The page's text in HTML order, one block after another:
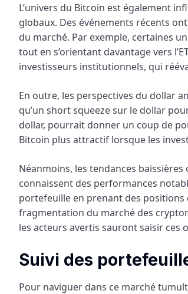
L’univers du Bitcoin est également
globaux. Des événements récents
du marché. Par exemple, certaines
tout en s’orientant davantage vers
investisseurs institutionnels, qui
En outre, les perspectives du dollar
qu’un short squeeze sur le dollar
dollar, pourrait donner un coup de
Bitcoin plus attractif lorsque les
Néanmoins, les tendances
connaissent des performances
portefeuille en prenant des
fragmentation du marché des
les acteurs avertis sauront saisir ces
Suivi des
Pour naviguer dans ce marché